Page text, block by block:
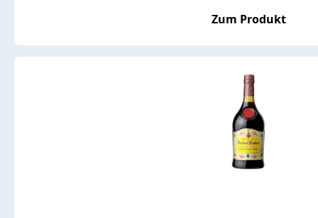
Zum Produkt